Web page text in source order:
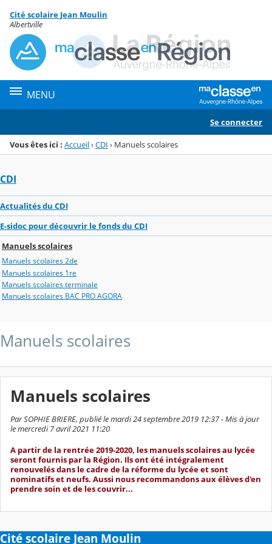
Menu de la rubrique
Contenu
Cité scolaire Jean Moulin
Albertville
MENU
Se connecter
Vous êtes ici : Accueil›CDI › Manuels scolaires
CDI
Actualités du CDI
E-sidoc pour découvrir le fonds du CDI
Manuels scolaires
Manuels scolaires 2de
Manuels scolaires 1re
Manuels scolaires terminale
Manuels scolaires BAC PRO AGORA
Manuels scolaires
Manuels scolaires
Par SOPHIE BRIERE, publié le mardi 24 septembre 2019 12:37 - Mis à jour
le mercredi 7 avril 2021 11:20
A partir de la rentrée 2019-2020, les manuels scolaires au lycée
seront fournis par la Région. Ils ont été intégralement
renouvelés dans le cadre de la réforme du lycée et sont
nominatifs et neufs. Aussi nous recommandons aux élèves d'en
prendre soin et de les couvrir...
Cité scolaire Jean Moulin